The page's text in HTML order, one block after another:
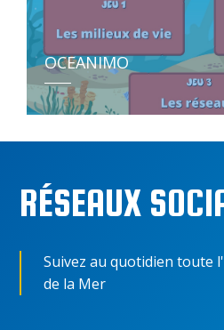
OCEANIMO
RÉSEAUX
Suivez au quotidien toute
de la Mer